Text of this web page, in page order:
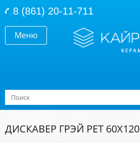
Меню
8 (861) 20-11-711
Форма поиска
Поиск
ДИСКАВЕР ГРЭЙ РЕТ 60Х120